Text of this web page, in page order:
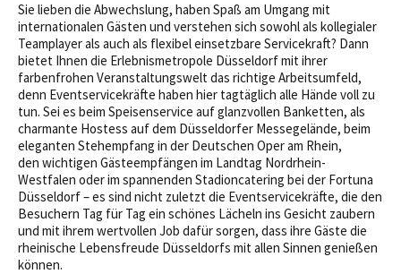
Sie lieben die Abwechslung, haben Spaß am Umgang mit
internationalen Gästen und verstehen sich sowohl als kollegialer
Teamplayer als auch als flexibel einsetzbare Servicekraft? Dann
bietet Ihnen die Erlebnismetropole Düsseldorf mit ihrer
farbenfrohen Veranstaltungswelt das richtige Arbeitsumfeld,
denn Eventservicekräfte haben hier tagtäglich alle Hände voll zu
tun. Sei es beim Speisenservice auf glanzvollen Banketten, als
charmante Hostess auf dem Düsseldorfer Messegelände, beim
eleganten Stehempfang in der Deutschen Oper am Rhein,
den wichtigen Gästeempfängen im Landtag Nordrhein-
Westfalen oder im spannenden Stadioncatering bei der Fortuna
Düsseldorf – es sind nicht zuletzt die Eventservicekräfte, die den
Besuchern Tag für Tag ein schönes Lächeln ins Gesicht zaubern
und mit ihrem wertvollen Job dafür sorgen, dass ihre Gäste die
rheinische Lebensfreude Düsseldorfs mit allen Sinnen genießen
können.